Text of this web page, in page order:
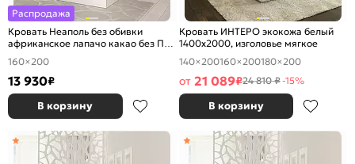
Распродажа
Кровать Неаполь без обивки
африканское лапачо какао без П/
М 1600x2000, изголовье жесткое
160×200
13 930₽
В корзину
Кровать ИНТЕРО экокожа белый
1400x2000, изголовье мягкое
140×200160×200180×200
от 21 089₽24 810 ₽-15%
В корзину